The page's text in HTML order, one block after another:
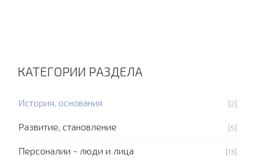
КАТЕГОРИИ РАЗДЕЛА
История, основания [2]
Развитие, становление [5]
Персоналии - люди и лица [13]